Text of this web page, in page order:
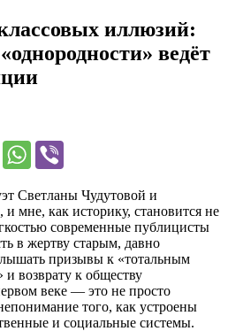
иллюзий:
ведёт
Светланы Чудутовой и
мне, как историку, становится не
современные публицисты
в жертву старым, давно
призывы к «тотальным
возврату к обществу
веке — это не просто
того, как устроены
и социальные системы.